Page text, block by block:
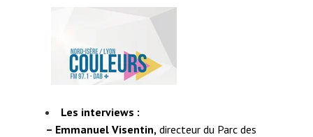
Les interviews :
– Emmanuel Visentin, directeur du Parc des